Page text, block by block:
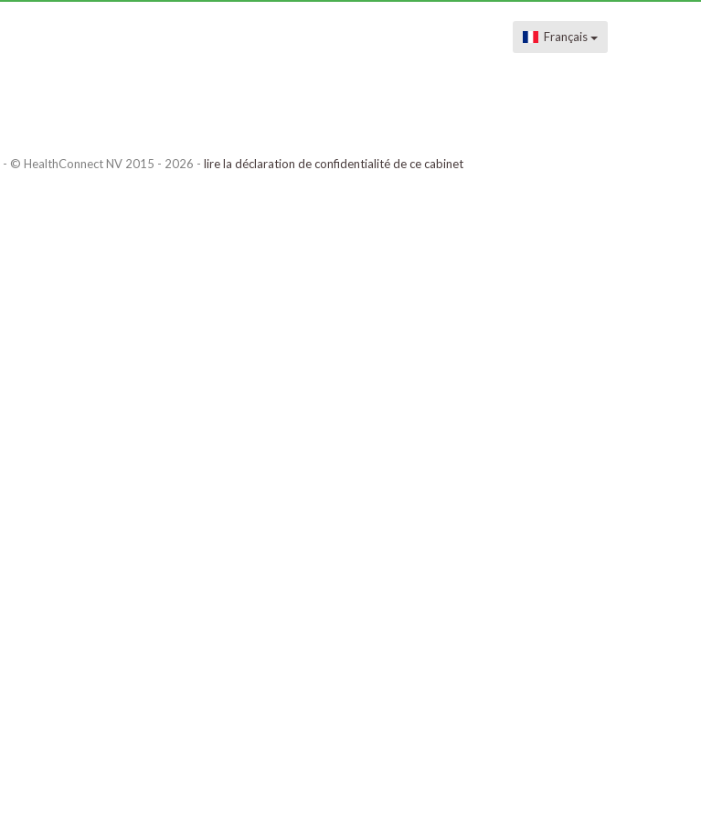
Français
- © HealthConnect NV 2015 - 2026 - lire la déclaration de confidentialité de ce cabinet